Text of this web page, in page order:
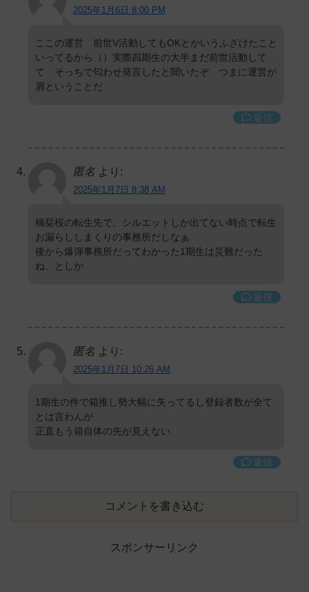
2025年1月6日 8:00 PM
ここの運営 前世V活動してもOKとかいうふざけたこと
いってるから（）実際四期生の大半まだ前世活動して
て そっちで匂わせ発言したと聞いたぞ つまに運営が
屑ということだ
返信
匿名 より:
2025年1月7日 8:38 AM
楠栞桜の転生先で、シルエットしか出てない時点で転生
お漏らししまくりの事務所だしなぁ
後から爆弾事務所だってわかった1期生は災難だった
ね、としか
返信
匿名 より:
2025年1月7日 10:26 AM
1期生の件で箱推し勢大幅に失ってるし登録者数が全て
とは言わんが
正直もう箱自体の先が見えない
返信
コメントを書き込む
スポンサーリンク